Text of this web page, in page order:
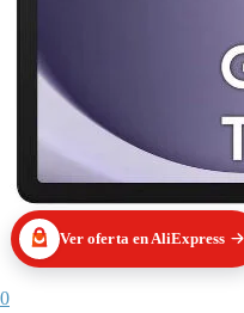
Ver oferta en AliExpress
0